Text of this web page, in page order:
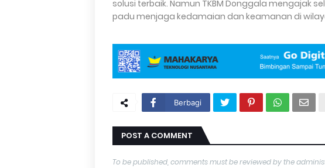
solusi terbaik. Namun TKBM Donggala mengajak
padu menjaga kedamaian dan keamanan di
Berbagi
POST A COMMENT
To be published, comments must be reviewed by the